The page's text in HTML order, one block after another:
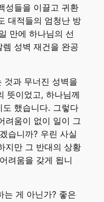
성들을 이끌고 귀환
대적들의 엄청난 방
만에 하나님의 선
성벽 재건을 완공
것과 무너진 성벽을
뜻이었고, 하나님께
했습니다. 그렇다
려움이 없이 일이 그
습니까? 우린 사실
지만 그 반대의 상황
려움을 갖게 됩니
는 게 아닌가? 좋은